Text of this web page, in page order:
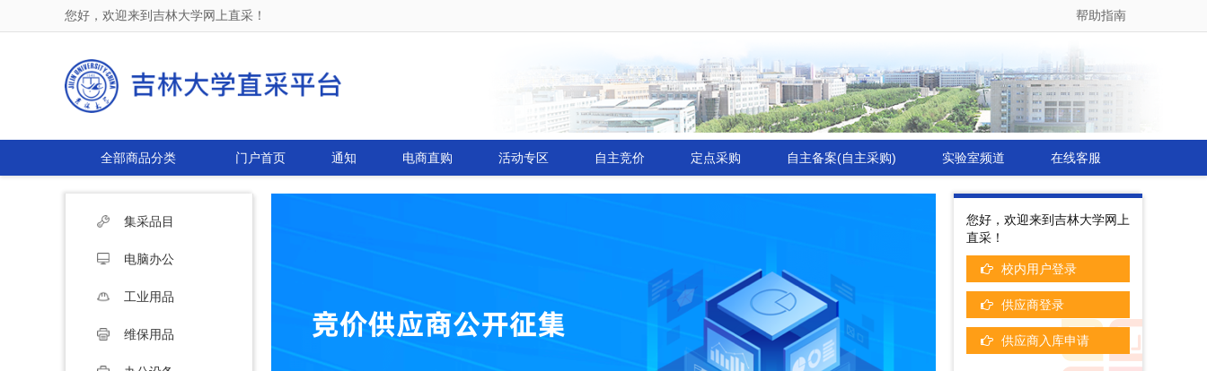
您好，欢迎来到吉林大学网上直采！ 帮助指南
全部商品分类
集采品目
电脑办公
工业用品
维保用品
门户首页 通知 电商直购 活动专区 自主竞价 定点采购 自主备案(自主采购) 实验室频道 在线客服
您好，欢迎来到吉林大学网上
直采！
校内用户登录
供应商登录
供应商入库申请